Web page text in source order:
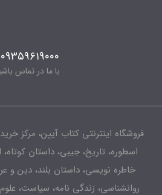
۰۹۳۵۹۶۱۹۰۰۰
با ما در تماس باشید
فروشگاه اینترنتی کتاب آیین، مرکز
اسطوره، تاریخ، جیبی، داستان کوتاه،
خاطره نویسی، داستان بلند، دین و
روانشناسی، زندگی نامه، سیاست، علوم